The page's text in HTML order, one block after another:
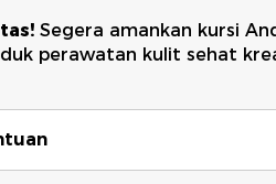
Segera amankan kursi
perawatan kulit sehat